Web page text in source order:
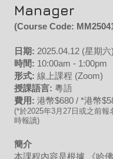
Manager
(Course Code: M
日期: 2025.04.12 (星期六)
時間: 10:00am - 1:00pm
形式: 線上課程 (Zoom)
授課語言: 粵語
費用: 港幣$680 / *港幣
(*於2025年3月27日或之前報
時報讀)
簡介
本課程內容是根據 《哈佛